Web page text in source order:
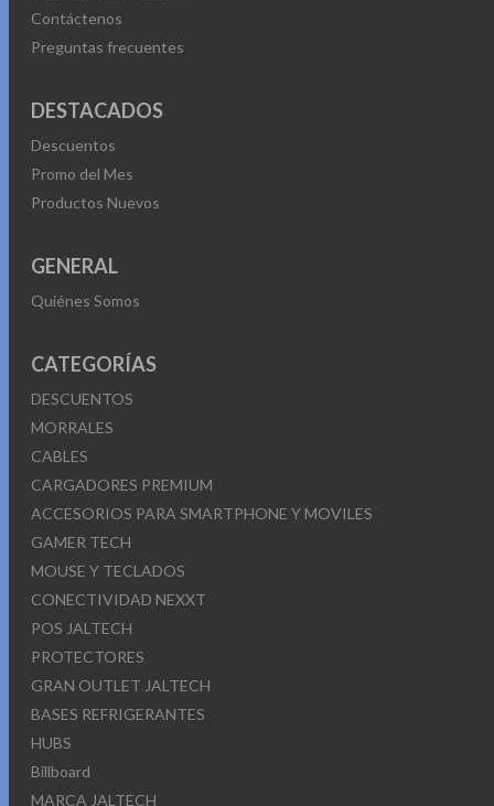
Contáctenos
Preguntas frecuentes
DESTACADOS
Descuentos
Promo del Mes
Productos Nuevos
GENERAL
Quiénes Somos
CATEGORÍAS
DESCUENTOS
MORRALES
CABLES
CARGADORES PREMIUM
ACCESORIOS PARA SMARTPHONE Y MOVILES
GAMER TECH
MOUSE Y TECLADOS
CONECTIVIDAD NEXXT
POS JALTECH
PROTECTORES
GRAN OUTLET JALTECH
BASES REFRIGERANTES
HUBS
Billboard
MARCA JALTECH